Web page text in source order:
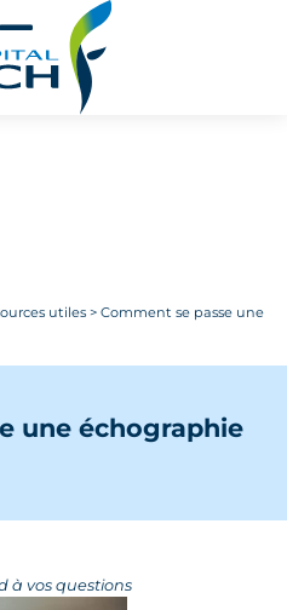
utiles > Comment se passe une
une échographie
à vos questions